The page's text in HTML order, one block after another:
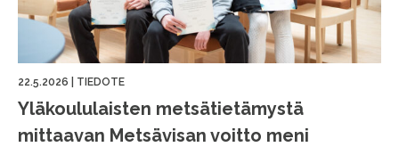
22.5.2026 TIEDOTE
Yläkoululaisten metsätietämystä
mittaavan Metsävisan voitto meni